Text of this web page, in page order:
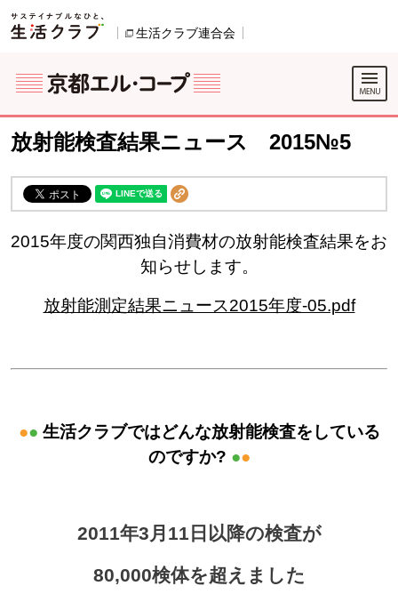
ページの先頭です。
別のウィンドウで開きます。
生活クラブ連合会
ここからサイト内共通メニューです。
サイト内共通メニューをスキップする
サイト内共通メニューここまで。
放射能検査結果ニュース 2015№5
2015年度の関西独自消費材の放射能検査結果をお
知らせします。
放射能測定結果ニュース2015年度-05.pdf
●● 生活クラブではどんな放射能検査をしている
のですか? ●●
2011年3月11日以降の検査が
80,000検体を超えました